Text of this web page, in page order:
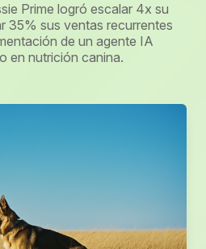
Prime logró escalar 4x su
35% sus ventas recurrentes
de un agente IA
en nutrición canina.